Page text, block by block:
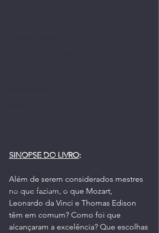
G.I.A. do Ctrl+Café
Lives, no Instagram
Livros | Revistas
Longevidade | Saúde
SINOPSE DO LIVRO:
Além de serem considerados mestres
no que faziam, o que Mozart,
Leonardo da Vinci e Thomas Edison
têm em comum? Como foi que
alcançaram a excelência? Que escolhas